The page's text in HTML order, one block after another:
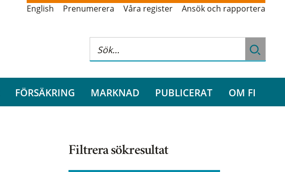
English Prenumerera Våra register Ansök och rapportera
FÖRSÄKRING MARKNAD PUBLICERAT OM FI
Filtrera sökresultat